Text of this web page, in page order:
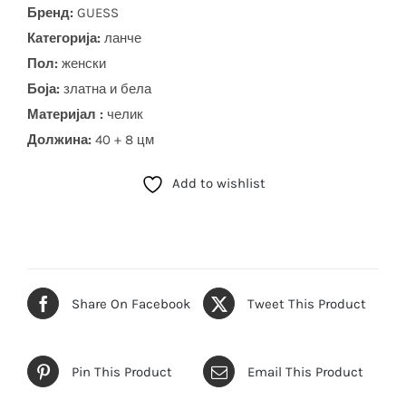
Бренд: GUESS
Категорија: ланче
Пол: женски
Боја: златна и бела
Материјал : челик
Должина: 40 + 8 цм
Add to wishlist
Share On Facebook Tweet This Product
Pin This Product Email This Product